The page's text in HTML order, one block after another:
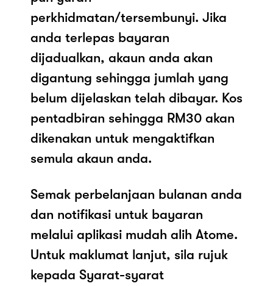
perkhidmatan/tersembunyi. Jika
anda terlepas bayaran
dijadualkan, akaun anda akan
digantung sehingga jumlah yang
belum dijelaskan telah dibayar. Kos
pentadbiran sehingga RM30 akan
dikenakan untuk mengaktifkan
semula akaun anda.
Semak perbelanjaan bulanan anda
dan notifikasi untuk bayaran
melalui aplikasi mudah alih Atome.
Untuk maklumat lanjut, sila rujuk
kepada Syarat-syarat